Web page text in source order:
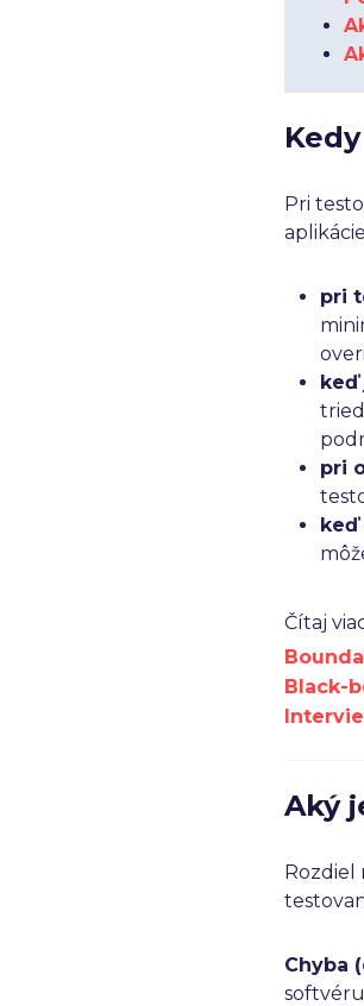
Pri
pri
keď
pri
Čítaj
Black-
Aký
Rozdiel
Chyba